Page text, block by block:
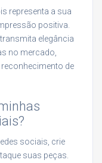
representa a sua
positiva.
elegância
no mercado,
de
sociais, crie
suas peças.